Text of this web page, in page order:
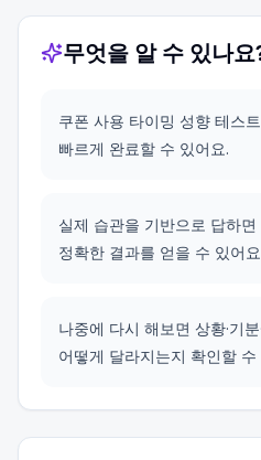
무엇을 알 수 있나요
쿠폰 사용 타이밍 성향 테스
빠르게 완료할 수 있어요.
실제 습관을 기반으로 답하
정확한 결과를 얻을 수 있어
나중에 다시 해보면 상황·기
어떻게 달라지는지 확인할 수